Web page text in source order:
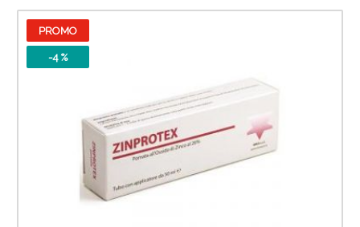
PROMO
-4 %
Benessere Intestinale: Sconto fino al 55% valido